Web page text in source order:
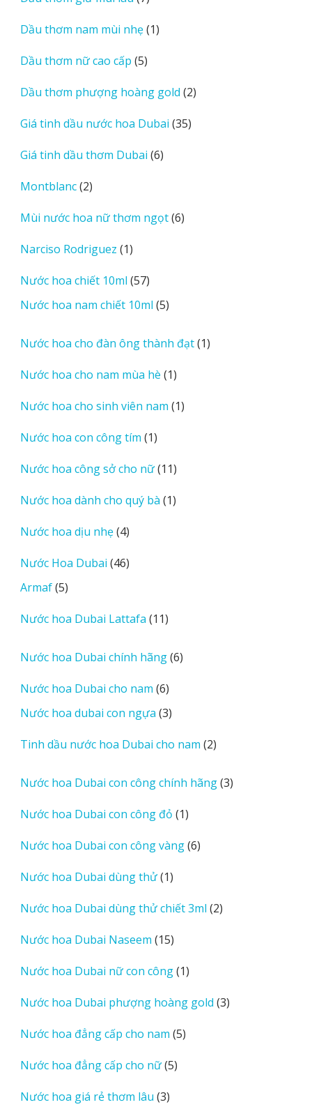
phẩm
Dầu thơm nam mùi nhẹ 11
Dầu thơm nữ cao cấp 55
phẩm
Dầu thơm phượng hoàng gold 22
Giá tinh dầu nước hoa Dubai 3535
Giá tinh dầu thơm Dubai 66
Montblanc 22
phẩm
Mùi nước hoa nữ thơm ngọt 66
Narciso Rodriguez 11
phẩm
Nước hoa chiết 10ml 5757
sản
phẩm
Nước hoa nam chiết 10ml 55
phẩm
Nước hoa cho đàn ông thành đạt 11
Nước hoa cho nam mùa hè 11
phẩm
Nước hoa cho sinh viên nam 11
Nước hoa con công tím 11
phẩm
Nước hoa công sở cho nữ 1111
phẩm
Nước hoa dành cho quý bà 11
Nước hoa dịu nhẹ 44
phẩm
Nước Hoa Dubai 4646
Armaf 55
phẩm
Nước hoa Dubai Lattafa 1111
phẩm
Nước hoa Dubai chính hãng 66
Nước hoa Dubai cho nam 66
sản
phẩm
Nước hoa dubai con ngựa 33
phẩm
Tinh dầu nước hoa Dubai cho nam 22
phẩm
Nước hoa Dubai con công chính hãng 33
Nước hoa Dubai con công đỏ 11
phẩm
Nước hoa Dubai con công vàng 66
Nước hoa Dubai dùng thử 11
phẩm
Nước hoa Dubai dùng thử chiết 3ml 22
Nước hoa Dubai Naseem 1515
phẩm
Nước hoa Dubai nữ con công 11
phẩm
Nước hoa Dubai phượng hoàng gold 33
Nước hoa đẳng cấp cho nam 55
Nước hoa đẳng cấp cho nữ 55
Nước hoa giá rẻ thơm lâu 33